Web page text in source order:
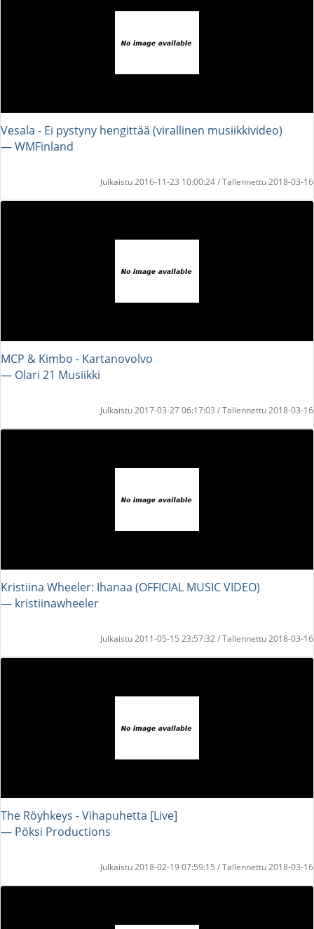
Vesala - Ei pystyny hengittää (virallinen musiikkivideo)
― WMFinland
Julkaistu 2016-11-23 10:00:24 / Tallennettu 2018-03-16
MCP & Kimbo - Kartanovolvo
― Olari 21 Musiikki
Julkaistu 2017-03-27 06:17:03 / Tallennettu 2018-03-16
Kristiina Wheeler: Ihanaa (OFFICIAL MUSIC VIDEO)
― kristiinawheeler
Julkaistu 2011-05-15 23:57:32 / Tallennettu 2018-03-16
The Röyhkeys - Vihapuhetta [Live]
― Pöksi Productions
Julkaistu 2018-02-19 07:59:15 / Tallennettu 2018-03-16